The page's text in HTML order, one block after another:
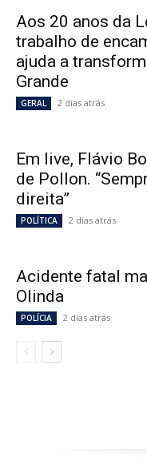
Aos 20 anos da
trabalho de
ajuda a
Grande
GERAL 2 dias atrás
Em live, Flávio
de Pollon.
direita”
POLÍTICA 2 dias atrás
Acidente fatal
Olinda
POLÍCIA 2 dias atrás